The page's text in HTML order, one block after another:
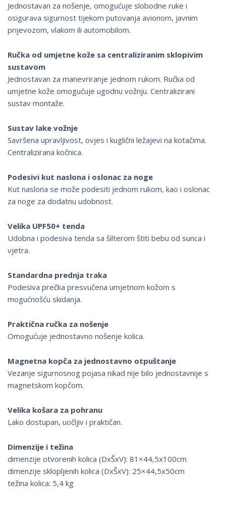
Jednostavan za nošenje, omogućuje slobodne ruke i
osigurava sigurnost tijekom putovanja avionom, javnim
prijevozom, vlakom ili automobilom.
Ručka od umjetne kože sa centraliziranim sklopivim
sustavom
Jednostavan za manevriranje jednom rukom. Ručka od
umjetne kože omogućuje ugodnu vožnju. Centralizirani
sustav montaže.
Sustav lake vožnje
Savršena upravljivost, ovjes i kuglični ležajevi na kotačima.
Centralizirana kočnica.
Podesivi kut naslona i oslonac za noge
Kut naslona se može podesiti jednom rukom, kao i oslonac
za noge za dodatnu udobnost.
Velika UPF50+ tenda
Udobna i podesiva tenda sa šilterom štiti bebu od sunca i
vjetra.
Standardna prednja traka
Podesiva prečka presvučena umjetnom kožom s
mogućnošću skidanja.
Praktična ručka za nošenje
Omogućuje jednostavno nošenje kolica.
Magnetna kopča za jednostavno otpuštanje
Vezanje sigurnosnog pojasa nikad nije bilo jednostavnije s
magnetskom kopčom.
Velika košara za pohranu
Lako dostupan, uočljiv i praktičan.
Dimenzije i težina
dimenzije otvorenih kolica (DxŠxV): 81×44,5x100cm
dimenzije sklopljenih kolica (DxŠxV): 25×44,5x50cm
težina kolica: 5,4 kg